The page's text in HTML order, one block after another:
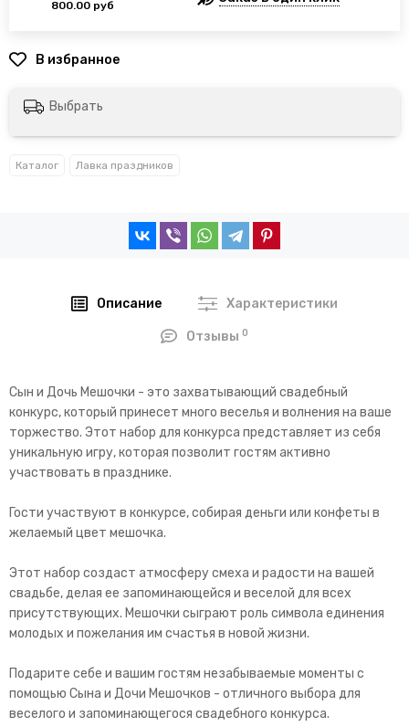
800.00 руб
Выбрать
Каталог Лавка праздников
Описание Характеристики
Отзывы0
Сын и Дочь Мешочки - это захватывающий свадебный
конкурс, который принесет много веселья и волнения на ваше
торжество. Этот набор для конкурса представляет из себя
уникальную игру, которая позволит гостям активно
участвовать в празднике.
Гости участвуют в конкурсе, собирая деньги или конфеты в
желаемый цвет мешочка.
Этот набор создаст атмосферу смеха и радости на вашей
свадьбе, делая ее запоминающейся и веселой для всех
присутствующих. Мешочки сыграют роль символа единения
молодых и пожелания им счастья в новой жизни.
Подарите себе и вашим гостям незабываемые моменты с
помощью Сына и Дочи Мешочков - отличного выбора для
веселого и запоминающегося свадебного конкурса.